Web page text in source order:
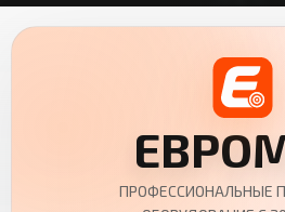
ПРОФЕССИОНАЛЬНЫЕ